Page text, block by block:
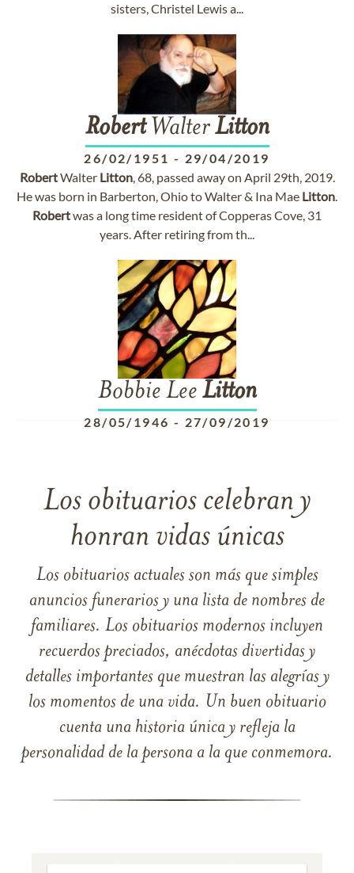
sisters, Christel Lewis a...
RobertWalterLitton
26/02/1951 - 29/04/2019
RobertWalter Litton, 68, passed away on April 29th, 2019.
He was born in Barberton, Ohio to Walter & Ina Mae Litton.
Robertwas a long time resident of Copperas Cove, 31
years. After retiring from th...
Bobbie Lee Litton
28/05/1946 - 27/09/2019
Los obituarios celebran y
honran vidas únicas
Los obituarios actuales son más que simples
anuncios funerarios y una lista de nombres de
familiares. Los obituarios modernos incluyen
recuerdos preciados, anécdotas divertidas y
detalles importantes que muestran las alegrías y
los momentos de una vida. Un buen obituario
cuenta una historia única y refleja la
personalidad de la persona a la que conmemora.